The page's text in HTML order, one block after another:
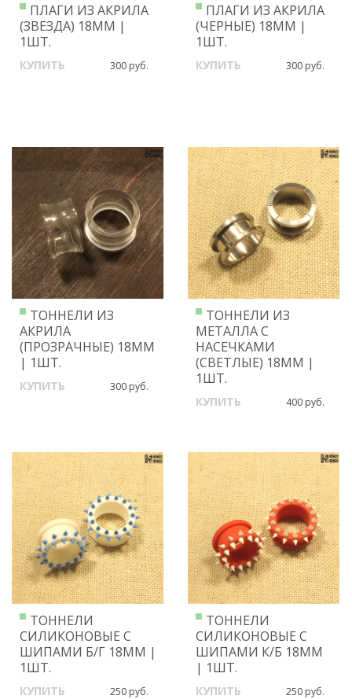
ПЛАГИ ИЗ АКРИЛА
(ЗВЕЗДА) 18ММ |
1ШТ.
КУПИТЬ 300 руб.
ПЛАГИ ИЗ АКРИЛА
(ЧЕРНЫЕ) 18ММ |
1ШТ.
КУПИТЬ 300 руб.
ТОННЕЛИ ИЗ
АКРИЛА
(ПРОЗРАЧНЫЕ) 18ММ
| 1ШТ.
КУПИТЬ 300 руб.
ТОННЕЛИ ИЗ
МЕТАЛЛА С
НАСЕЧКАМИ
(СВЕТЛЫЕ) 18ММ |
1ШТ.
КУПИТЬ 400 руб.
ТОННЕЛИ
СИЛИКОНОВЫЕ С
ШИПАМИ Б/Г 18ММ |
1ШТ.
КУПИТЬ 250 руб.
ТОННЕЛИ
СИЛИКОНОВЫЕ С
ШИПАМИ К/Б 18ММ
| 1ШТ.
КУПИТЬ 250 руб.